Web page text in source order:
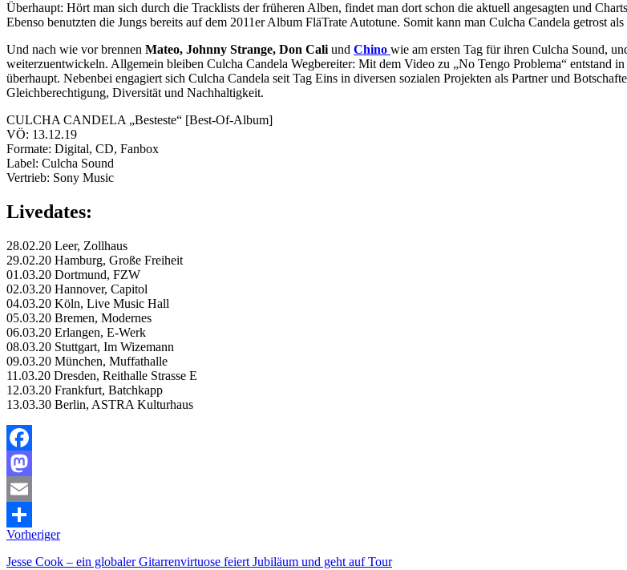
Überhaupt: Hört man sich durch die Tracklists der früheren Alben, findet man dort schon die aktuell angesagten und
Ebenso benutzten die Jungs bereits auf dem 2011er Album FläTrate Autotune. Somit kann man Culcha Candela getrost
Und nach wie vor brennen Mateo, Johnny Strange, Don Cali und Chino wie am ersten Tag für ihren Culcha Sound,
weiterzuentwickeln. Allgemein bleiben Culcha Candela Wegbereiter: Mit dem Video zu „No Tengo Problema“ entstand
überhaupt. Nebenbei engagiert sich Culcha Candela seit Tag Eins in diversen sozialen Projekten als Partner und
Gleichberechtigung, Diversität und Nachhaltigkeit.
CULCHA CANDELA „Besteste“ [Best-Of-Album]
VÖ: 13.12.19
Formate: Digital, CD, Fanbox
Label: Culcha Sound
Vertrieb: Sony Music
Livedates:
28.02.20 Leer, Zollhaus
29.02.20 Hamburg, Große Freiheit
01.03.20 Dortmund, FZW
02.03.20 Hannover, Capitol
04.03.20 Köln, Live Music Hall
05.03.20 Bremen, Modernes
06.03.20 Erlangen, E-Werk
08.03.20 Stuttgart, Im Wizemann
09.03.20 München, Muffathalle
11.03.20 Dresden, Reithalle Strasse E
12.03.20 Frankfurt, Batchkapp
13.03.30 Berlin, ASTRA Kulturhaus
Facebook
Mastodon
Email
Teilen
Vorheriger
Jesse Cook – ein globaler Gitarrenvirtuose feiert Jubiläum und geht auf Tour